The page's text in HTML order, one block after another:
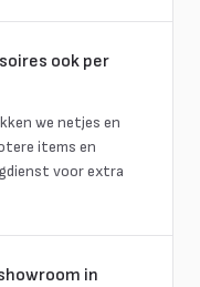
ook per
we netjes en
items en
voor extra
in